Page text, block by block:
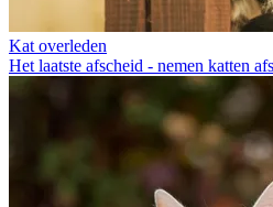
Kat overleden
Het laatste afscheid - nemen katten